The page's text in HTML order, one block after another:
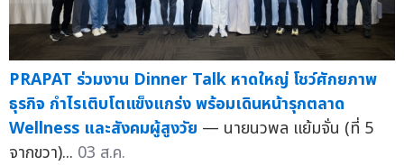
PRAPAT ร่วมงาน Dinner Talk หาดใหญ่ โชว์ศักยภาพ
ธุรกิจ กำไรเติบโตแข็งแกร่ง พร้อมเดินหน้ารุกตลาด
Wellness และสังคมผู้สูงวัย — นายนวพล แย้มจั่น (ที่ 5
จากขวา)... 03 ส.ค.